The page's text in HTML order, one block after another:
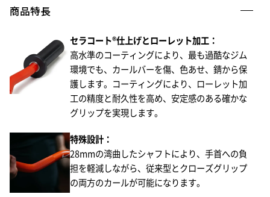
商品特長
セラコート®仕上げとローレット加工：​
高水準のコーティングにより、最も過酷なジム
環境でも、カールバーを傷、色あせ、錆から保
護します。コーティングにより、ローレット加
工の精度と耐久性を高め、安定感のある確かな
グリップを実現します。​
特殊設計：​
28mmの湾曲したシャフトにより、手首への負
担を軽減しながら、従来型とクローズグリップ
の両方のカールが可能になります。